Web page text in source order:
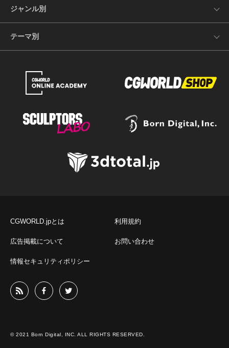
ジャンル別
テーマ別
CGWORLD.jpとは 利用規約
広告掲載について お問い合わせ
情報セキュリティポリシー
© 2021 Born Digital, INC. ALL RIGHTS RESERVED.